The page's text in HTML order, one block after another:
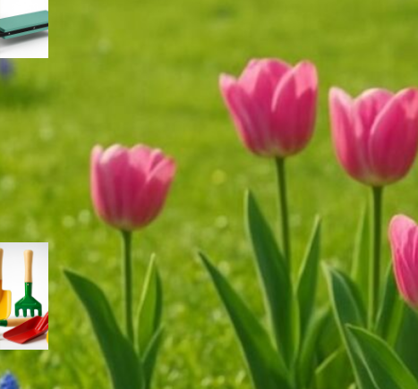
Contenitori ermetici per semi e bulbi:
come conservare il materiale di
semina a fine estate
Kit di palette e cucchiai da
semina: come scegliere gli
accessori giusti per semi
piccoli e trapianti delicati